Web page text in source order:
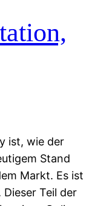
ist, wie der
Stand
Markt. Es ist
Teil der